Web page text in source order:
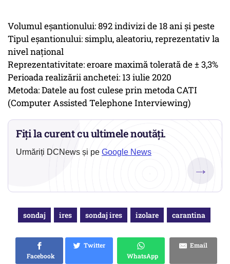
Volumul eșantionului: 892 indivizi de 18 ani și peste
Tipul eșantionului: simplu, aleatoriu, reprezentativ la
nivel național
Reprezentativitate: eroare maximă tolerată de ± 3,3%
Perioada realizării anchetei: 13 iulie 2020
Metoda: Datele au fost culese prin metoda CATI
(Computer Assisted Telephone Interviewing)
Fiți la curent cu ultimele noutăți.
Urmăriți DCNews și pe Google News
→
sondaj ires sondaj ires izolare carantina
Facebook
Twitter
WhatsApp
Email